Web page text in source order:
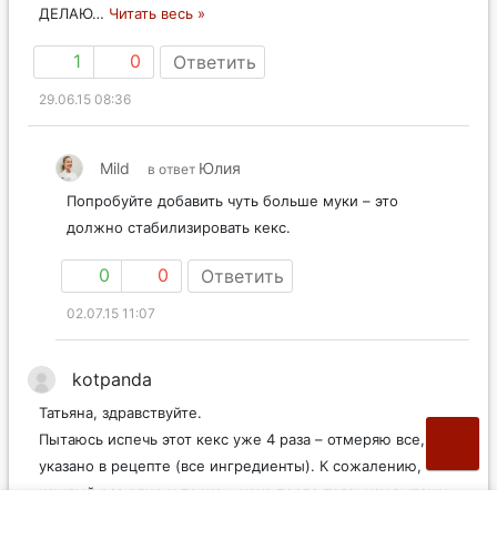
ДЕЛАЮ… Читать весь »
1 0 Ответить
29.06.15 08:36
Mild в ответ Юлия
Попробуйте добавить чуть больше муки – это
должно стабилизировать кекс.
0 0 Ответить
02.07.15 11:07
kotpanda
Татьяна, здравствуйте.
Пытаюсь испечь этот кекс уже 4 раза – отмеряю все, как
указано в рецепте (все ингредиенты). К сожалению,
каждый раз одно и то же – кекс после того, как вытащу